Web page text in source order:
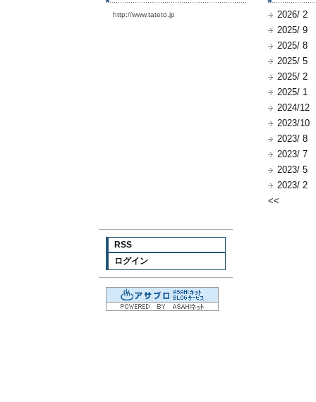
http://www.tateto.jp
2026/ 2
2025/ 9
2025/ 8
2025/ 5
2025/ 2
2025/ 1
2024/12
2023/10
2023/ 8
2023/ 7
2023/ 5
2023/ 2
<<
RSS
ログイン